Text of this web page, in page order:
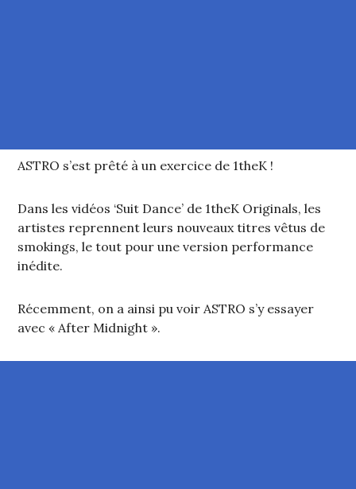
ASTRO s’est prêté à un exercice de 1theK !
Dans les vidéos ‘Suit Dance’ de 1theK Originals, les
artistes reprennent leurs nouveaux titres vêtus de
smokings, le tout pour une version performance
inédite.
Récemment, on a ainsi pu voir ASTRO s’y essayer
avec « After Midnight ».